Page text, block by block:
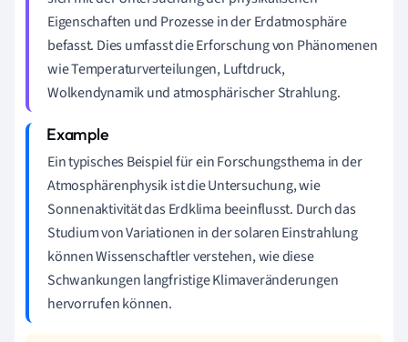
Eigenschaften und Prozesse in der Erdatmosphäre
befasst. Dies umfasst die Erforschung von Phänomenen
wie Temperaturverteilungen, Luftdruck,
Wolkendynamik und atmosphärischer Strahlung.
Ein typisches Beispiel für ein Forschungsthema in der
Atmosphärenphysik ist die Untersuchung, wie
Sonnenaktivität das Erdklima beeinflusst. Durch das
Studium von Variationen in der solaren Einstrahlung
können Wissenschaftler verstehen, wie diese
Schwankungen langfristige Klimaveränderungen
hervorrufen können.